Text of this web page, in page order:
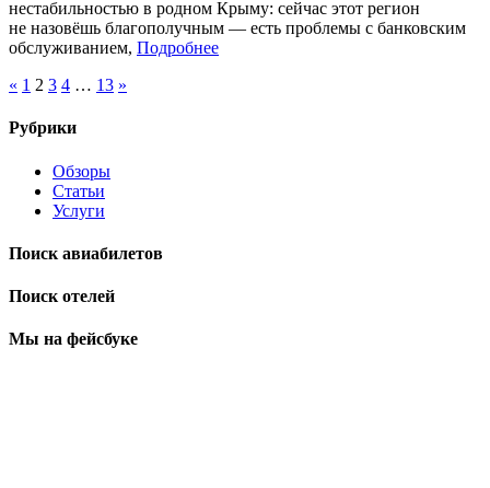
нестабильностью в родном Крыму: сейчас этот регион
не назовёшь благополучным — есть проблемы с банковским
обслуживанием, Подробнее
« 1 2 3 4 … 13 »
Рубрики
Обзоры
Статьи
Услуги
Поиск авиабилетов
Поиск отелей
Мы на фейсбуке